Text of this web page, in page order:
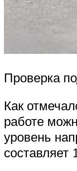
Проверка
Как
работе
уровень
составляет